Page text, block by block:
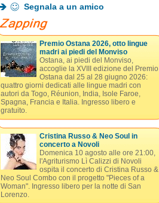
Segnala a un amico
Premio Ostana 2026, otto lingue
madri ai piedi del Monviso
Ostana, ai piedi del Monviso,
accoglie la XVIII edizione del Premio
Ostana dal 25 al 28 giugno 2026:
quattro giorni dedicati alle lingue madri con
autori da Togo, Réunion, India, Isole Faroe,
Spagna, Francia e Italia. Ingresso libero e
gratuito.
Cristina Russo & Neo Soul in
concerto a Novoli
Domenica 10 agosto alle ore 21:00,
l'Agriturismo Lì Calizzi di Novoli
ospita il concerto di Cristina Russo &
Neo Soul Combo con il progetto "Pieces of a
Woman". Ingresso libero per la notte di San
Lorenzo.